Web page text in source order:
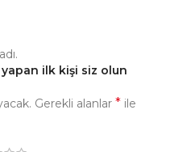
ilk kişi siz olun
Gerekli alanlar * ile